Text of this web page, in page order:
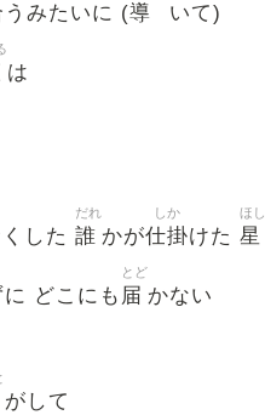
うみたいに (導 いて)
は
した 誰
だれ
かが仕掛
しか
けた 星
ほし
どこにも 届
とど
かない
がして